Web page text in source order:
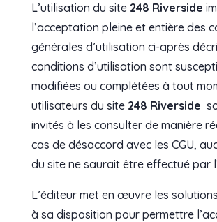
L’utilisation du site 248 Riverside
l’acceptation pleine et entière des
générales d’utilisation ci-après
conditions d’utilisation sont
modifiées ou complétées à tout
utilisateurs du site 248 Riverside
invités à les consulter de manière
cas de désaccord avec les CGU,
du site ne saurait être effectué par
L’éditeur met en œuvre les
à sa disposition pour permettre